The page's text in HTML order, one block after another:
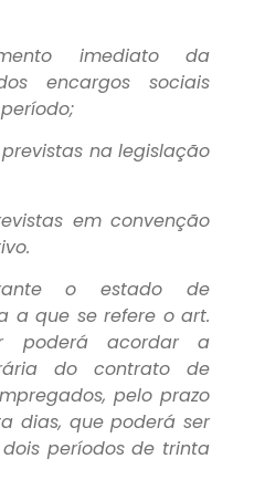
imediato da
encargos sociais
na legislação
em convenção
o estado de
a que se refere o art.
poderá acordar a
do contrato de
pelo prazo
dias, que poderá ser
períodos de trinta